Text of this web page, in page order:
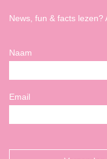
News, fun & facts lezen?
Naam
Email